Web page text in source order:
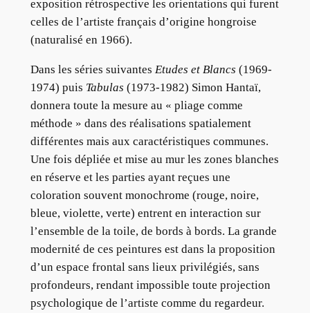
exposition rétrospective les orientations qui furent
celles de l’artiste français d’origine hongroise
(naturalisé en 1966).
Dans les séries suivantes Etudes et Blancs (1969-
1974) puis Tabulas (1973-1982) Simon Hantaï,
donnera toute la mesure au « pliage comme
méthode » dans des réalisations spatialement
différentes mais aux caractéristiques communes.
Une fois dépliée et mise au mur les zones blanches
en réserve et les parties ayant reçues une
coloration souvent monochrome (rouge, noire,
bleue, violette, verte) entrent en interaction sur
l’ensemble de la toile, de bords à bords. La grande
modernité de ces peintures est dans la proposition
d’un espace frontal sans lieux privilégiés, sans
profondeurs, rendant impossible toute projection
psychologique de l’artiste comme du regardeur.